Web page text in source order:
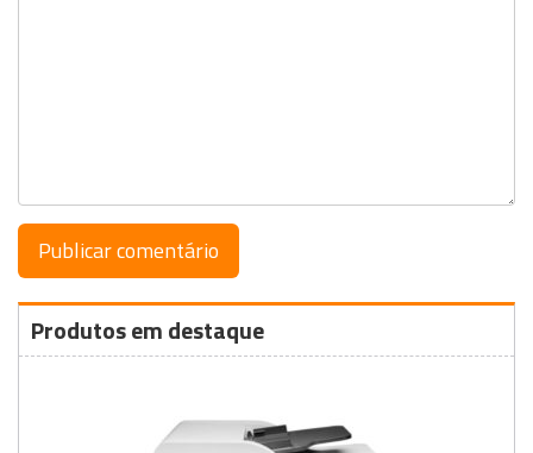
Produtos em destaque